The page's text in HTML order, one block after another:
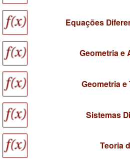
Equações
Geometria e
Geometria
Sistemas
Teoria